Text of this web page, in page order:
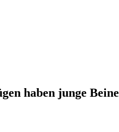
haben junge Beine